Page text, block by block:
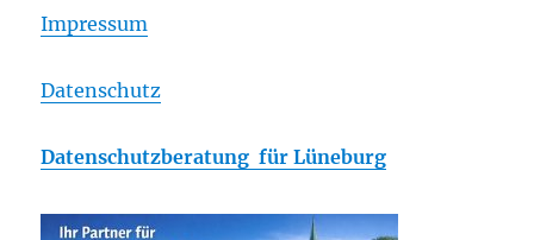
Impressum
Datenschutz
Datenschutzberatung für Lüneburg